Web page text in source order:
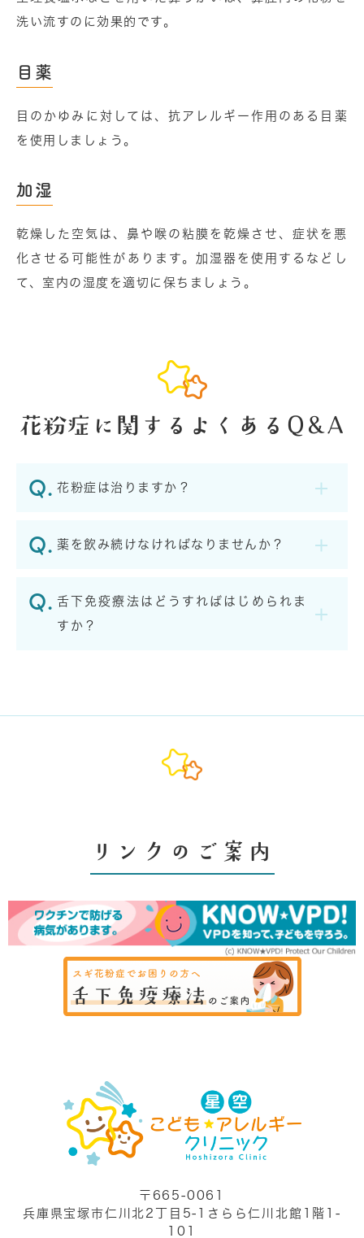
洗い流すのに効果的です。
目薬
目のかゆみに対しては、抗アレルギー作用のある目薬
を使用しましょう。
加湿
乾燥した空気は、⿐や喉の粘膜を乾燥させ、症状を悪
化させる可能性があります。加湿器を使用するなどし
て、室内の湿度を適切に保ちましょう。
花粉症に関するよくあるQ&A
花粉症は治りますか？
薬を飲み続けなければなりませんか？
⾆下免疫療法はどうすればはじめられま
すか？
リンクのご案内
〒665-0061
兵庫県宝塚市仁川北2丁目5-1さらら仁川北館1階1-
101